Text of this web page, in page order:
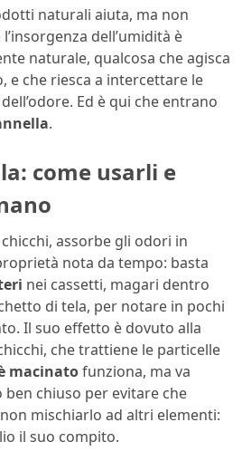
naturali aiuta, ma non
dell’umidità è
naturale, qualcosa che agisca
e che riesca a intercettare le
Ed è qui che entrano
.
come usarli e
assorbe gli odori in
nota da tempo: basta
nei cassetti, magari dentro
di tela, per notare in pochi
Il suo effetto è dovuto alla
che trattiene le particelle
macinatofunziona, ma va
chiuso per evitare che
mischiarlo ad altri elementi:
il suo compito.